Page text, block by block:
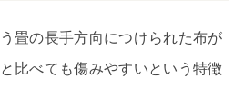
畳の長手方向につけられた布が
比べても傷みやすいという特徴